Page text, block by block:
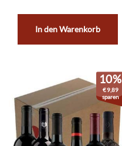
In den Warenkorb
10%
€9,89
sparen